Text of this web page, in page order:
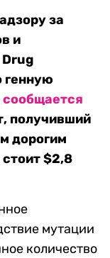
за
и
генную
сообщается
получивший
дорогим
$2,8
мутации
количество